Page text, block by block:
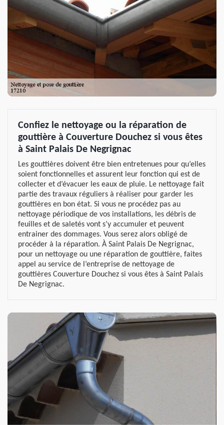
Confiez le nettoyage ou la réparation de
gouttière à Couverture Douchez si vous êtes
à Saint Palais De Negrignac
Les gouttières doivent être bien entretenues pour qu’elles
soient fonctionnelles et assurent leur fonction qui est de
collecter et d’évacuer les eaux de pluie. Le nettoyage fait
partie des travaux réguliers à réaliser pour garder les
gouttières en bon état. Si vous ne procédez pas au
nettoyage périodique de vos installations, les débris de
feuilles et de saletés vont s’y accumuler et peuvent
entrainer des dommages. Vous serez alors obligé de
procéder à la réparation. À Saint Palais De Negrignac,
pour un nettoyage ou une réparation de gouttière, faites
appel au service de l’entreprise de nettoyage de
gouttières Couverture Douchez si vous êtes à Saint Palais
De Negrignac.